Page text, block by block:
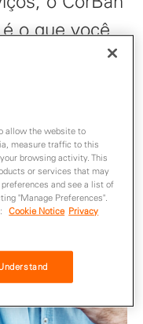
o que você
aos seus
allow the website to
measure traffic to this
browsing activity. This
or services that may
and see a list of
"Manage Preferences".
Cookie Notice Privacy